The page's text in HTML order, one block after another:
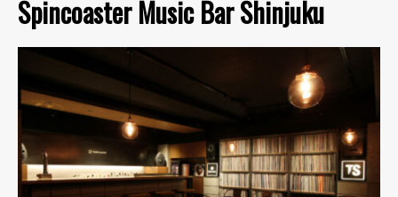
Spincoaster Music Bar Shinjuku